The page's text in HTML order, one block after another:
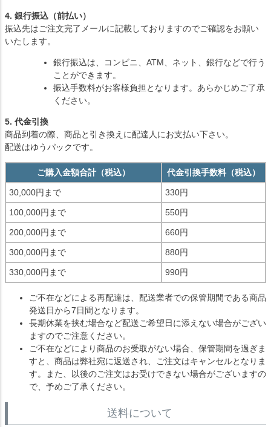
4. 銀行振込（前払い）
振込先はご注文完了メールに記載しておりますのでご確認をお願い
いたします。
銀行振込は、コンビニ、ATM、ネット、銀行などで行う
ことができます。
振込手数料がお客様負担となります。あらかじめご了承
ください。
5. 代金引換
商品到着の際、商品と引き換えに配達人にお支払い下さい。
配送はゆうパックです。
ご購入金額合計（税込） 代金引換手数料（税込）
30,000円まで 330円
100,000円まで 550円
200,000円まで 660円
300,000円まで 880円
330,000円まで 990円
ご不在などによる再配達は、配送業者での保管期間である商品
発送日から7日間となります。
長期休業を挟む場合など配送ご希望日に添えない場合がござい
ますのでご注意ください。
ご不在などにより商品のお受取がない場合、保管期間を過ぎま
すと、商品は弊社宛に返送され、ご注文はキャンセルとなりま
す。また、以後のご注文はお受けできない場合がございますの
で、予めご了承ください。
送料について